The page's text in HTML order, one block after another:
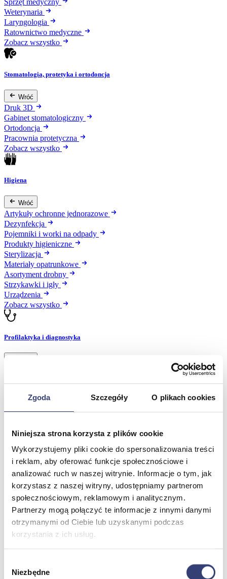
Zgoda Szczegóły O plikach cookies
Niniejsza strona korzysta z plików cookie
Wykorzystujemy pliki cookie do spersonalizowania treści
i reklam, aby oferować funkcje społecznościowe i
analizować ruch w naszej witrynie. Informacje o tym, jak
korzystasz z naszej witryny, udostępniamy partnerom
społecznościowym, reklamowym i analitycznym.
Partnerzy mogą połączyć te informacje z innymi danymi
otrzymanymi od Ciebie lub uzyskanymi podczas
korzystania z ich usług.
zgody
Niezbędne
Weterynaria
Laryngologia
Ratownictwo medyczne
Zobacz wszystko
Stomatologia, protetyka i ortodoncja
Wróć
Druk 3D
Gabinet stomatologiczny
Ortodoncja
Pracownia protetyczna
Zobacz wszystko
Higiena
Wróć
Artykuły ochronne jednorazowe
Dezynfekcja
Pojemniki i worki na odpady
Produkty higieniczne
Sterylizacja
Materiały opatrunkowe
Asortyment drobny
Strzykawki i igły
Urządzenia
Zobacz wszystko
Profilaktyka i diagnostyka
Instrumenty diagnostyczne
Artykuły Przeciwodleżynowe
Termometry
Meble medyczne
Wróć
Kozetki
Pielęgnacja mebli
Taborety i krzesła
Stoły
Parawany
Zobacz wszystko